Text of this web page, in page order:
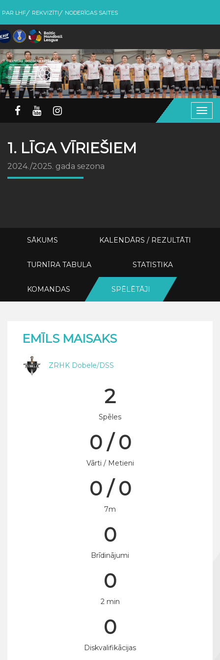
PAR LHF REKVIZĪTI NODERĪGAS SAITES
1. LĪGA VĪRIEŠIEM
2024./2025. gada sezona
SĀKUMS KALENDĀRS / REZULTĀTI
TURNĪRA TABULA STATISTIKA
KOMANDAS SPĒLĒTĀJI
EMĪLS MAISAKS
ZRHK Dobele/DSS
2
Spēles
0 / 0
Vārti / Metieni
0 / 0
7m
0
Brīdinājumi
0
2 min
0
Diskvalifikācijas